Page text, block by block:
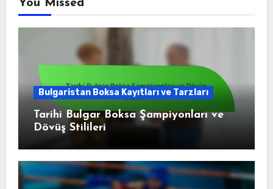
You Missed
Bulgaristan Boksa Kayıtları ve Tarzları
Tarihi Bulgar Boksa Şampiyonları ve
Dövüş Stilileri